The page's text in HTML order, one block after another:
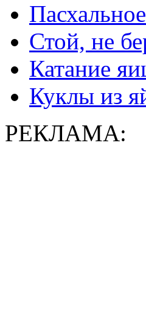
Стой, не
Катание
Куклы из
РЕКЛАМА: